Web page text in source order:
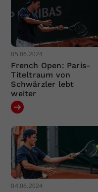
05.06.2024
French Open: Paris-
Titeltraum von
Schwärzler lebt
weiter
04.06.2024